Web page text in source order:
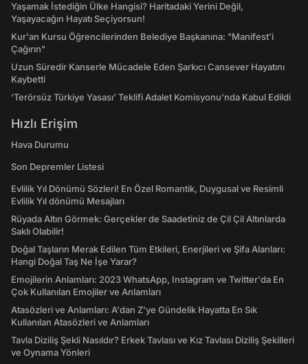
Yaşamak İstediğin Ülke Hangisi? Haritadaki Yerini Değil,
Yaşayacağın Hayatı Seçiyorsun!
Kur'an Kursu Öğrencilerinden Belediye Başkanına: "Manifest’i
Çağırın"
Uzun Süredir Kanserle Mücadele Eden Şarkıcı Cansever Hayatını
Kaybetti
‘Terörsüz Türkiye Yasası’ Teklifi Adalet Komisyonu'nda Kabul Edildi
Hızlı Erişim
Hava Durumu
Son Depremler Listesi
Evlilik Yıl Dönümü Sözleri! En Özel Romantik, Duygusal ve Resimli
Evlilik Yıl dönümü Mesajları
Rüyada Altın Görmek: Gerçekler de Saadetiniz de Çil Çil Altınlarda
Saklı Olabilir!
Doğal Taşların Merak Edilen Tüm Etkileri, Enerjileri ve Şifa Alanları:
Hangi Doğal Taş Ne İşe Yarar?
Emojilerin Anlamları: 2023 WhatsApp, Instagram ve Twitter'da En
Çok Kullanılan Emojiler ve Anlamları
Atasözleri ve Anlamları: A'dan Z'ye Gündelik Hayatta En Sık
Kullanılan Atasözleri ve Anlamları
Tavla Diziliş Şekli Nasıldır? Erkek Tavlası ve Kız Tavlası Diziliş Şekilleri
ve Oynama Yönleri